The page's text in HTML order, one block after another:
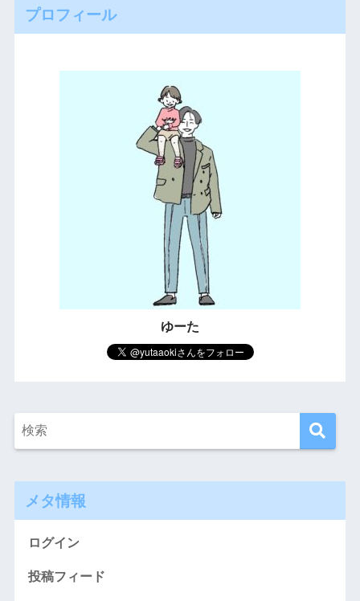
プロフィール
ゆーた
メタ情報
ログイン
投稿フィード